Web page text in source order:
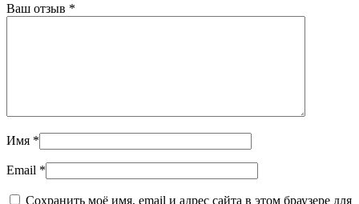
Ваш отзыв *
Имя *
Email *
Сохранить моё имя, email и адрес сайта в этом браузере для